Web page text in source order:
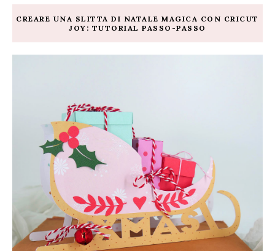
CREARE UNA SLITTA DI NATALE MAGICA CON CRICUT
JOY: TUTORIAL PASSO-PASSO